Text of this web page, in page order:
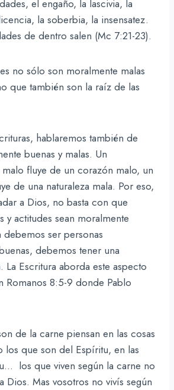
el engaño, la lascivia, la
la soberbia, la insensatez.
de dentro salen (Mc 7:21-23).
no sólo son moralmente malas
que también son la raíz de las
hablaremos también de
buenas y malas. Un
fluye de un corazón malo, un
de una naturaleza mala. Por eso,
a Dios, no basta con que
y actitudes sean moralmente
debemos ser personas
debemos tener una
La Escritura aborda este aspecto
Romanos 8:5-9 donde Pablo
de la carne piensan en las cosas
los que son del Espíritu, en las
los que viven según la carne no
Dios. Mas vosotros no vivís según